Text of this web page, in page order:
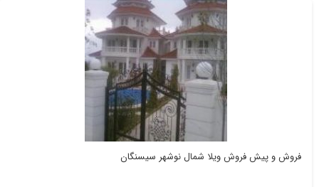
فروش و پیش فروش ویلا شمال نوشهر سیسنگان